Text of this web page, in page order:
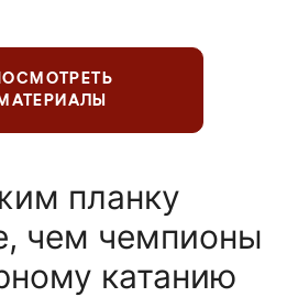
планку
чем чемпионы
катанию